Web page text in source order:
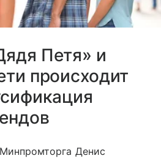
Петя» и
происходит
Денис